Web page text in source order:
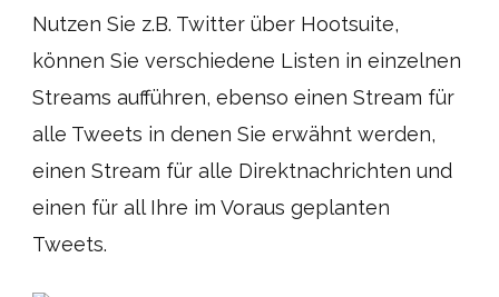
Nutzen Sie z.B. Twitter über Hootsuite,
können Sie verschiedene Listen in einzelnen
Streams aufführen, ebenso einen Stream für
alle Tweets in denen Sie erwähnt werden,
einen Stream für alle Direktnachrichten und
einen für all Ihre im Voraus geplanten
Tweets.